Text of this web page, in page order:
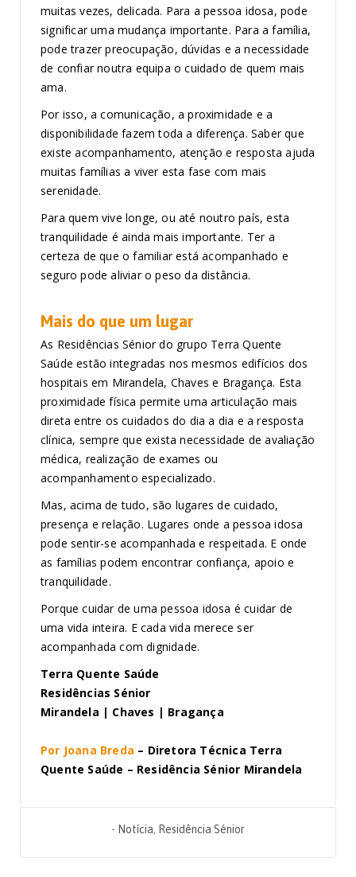
muitas vezes, delicada. Para a pessoa idosa, pode
significar uma mudança importante. Para a família,
pode trazer preocupação, dúvidas e a necessidade
de confiar noutra equipa o cuidado de quem mais
ama.
Por isso, a comunicação, a proximidade e a
disponibilidade fazem toda a diferença. Saber que
existe acompanhamento, atenção e resposta ajuda
muitas famílias a viver esta fase com mais
serenidade.
Para quem vive longe, ou até noutro país, esta
tranquilidade é ainda mais importante. Ter a
certeza de que o familiar está acompanhado e
seguro pode aliviar o peso da distância.
Mais do que um lugar
As Residências Sénior do grupo Terra Quente
Saúde estão integradas nos mesmos edifícios dos
hospitais em Mirandela, Chaves e Bragança. Esta
proximidade física permite uma articulação mais
direta entre os cuidados do dia a dia e a resposta
clínica, sempre que exista necessidade de avaliação
médica, realização de exames ou
acompanhamento especializado.
Mas, acima de tudo, são lugares de cuidado,
presença e relação. Lugares onde a pessoa idosa
pode sentir-se acompanhada e respeitada. E onde
as famílias podem encontrar confiança, apoio e
tranquilidade.
Porque cuidar de uma pessoa idosa é cuidar de
uma vida inteira. E cada vida merece ser
acompanhada com dignidade.
Terra Quente Saúde
Residências Sénior
Mirandela | Chaves | Bragança
Por Joana Breda – Diretora Técnica Terra
Quente Saúde – Residência Sénior Mirandela
- Notícia, Residência Sénior